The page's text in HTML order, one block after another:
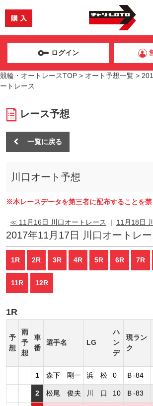
ログイン
競輪・オートレースTOP > オート予想一覧 >
ートレース
レース予想
一覧に戻る
川口オート予想
※本レースデータを第三者に配布することを禁
≪ 11月16日 川口オートレース | 11月18日
2017年11月17日 川口オートレー
1R 2R 3R 4R 5R 6R 7R
11R 12R
1R
予
想
雨
予
想
車
番
選手名 LG
ハ
ン
デ
現ラン
ク
1 森下 剛一 浜 松 0 Ｂ-84
2 松尾 俊夫 川 口 10 Ｂ-83